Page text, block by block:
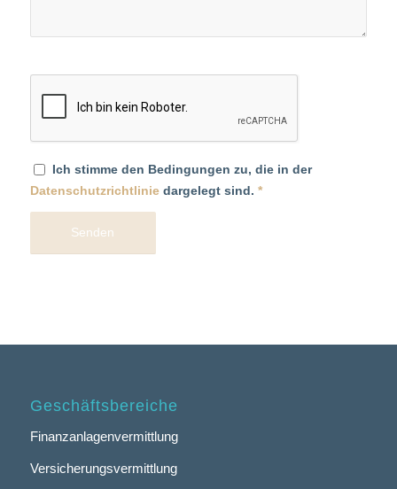
Ich stimme den Bedingungen zu, die in der
Datenschutzrichtlinie dargelegt sind. *
Geschäftsbereiche
Finanzanlagenvermittlung
Versicherungsvermittlung